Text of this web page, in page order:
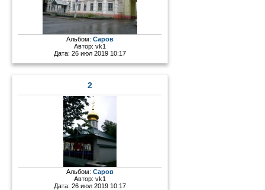
Альбом:Саров
Автор:vk1
Дата: 26 июл 2019 10:17
2
Альбом:Саров
Автор:vk1
Дата: 26 июл 2019 10:17